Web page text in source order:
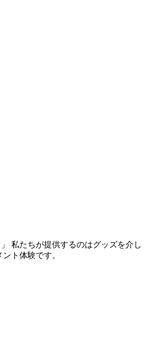
」 私たちが提供するのはグッズを介し
ト体験です。